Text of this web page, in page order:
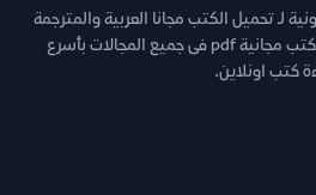
لـ تحميل الكتب مجانا العربية والمترجمة
والروايات والقصص وغيرها من كتب مجانية pdf فى جميع المجالات بأسرع
كتب اونلاين.